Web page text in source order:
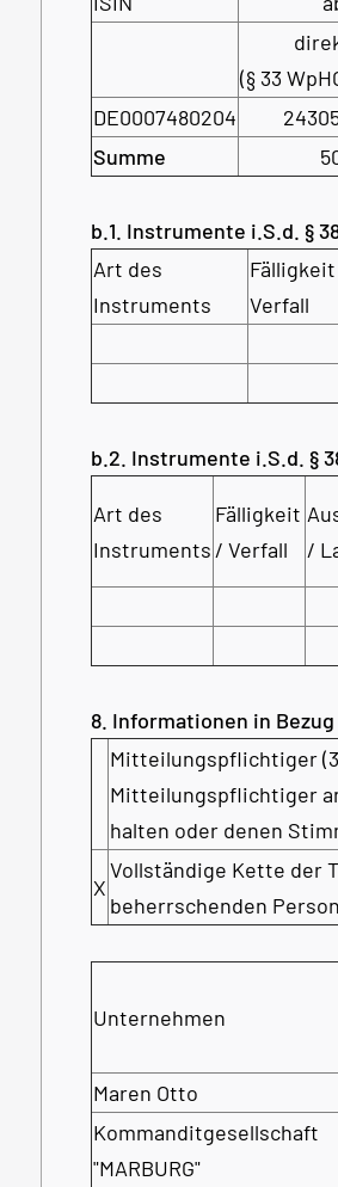
(§ 33
DE0007480204
Summe
b.1. Instrumente i.S.d. §
Art des
Instruments
Verfall
b.2. Instrumente i.S.d. §
Art des
Instruments
Fälligkeit
/ Verfall
/
8. Informationen in
Mitteilungspflichtiger
Mitteilungspflichtiger
halten oder denen
X
Vollständige Kette der
beherrschenden
Unternehmen
Maren Otto
Kommanditgesellschaft
"MARBURG"